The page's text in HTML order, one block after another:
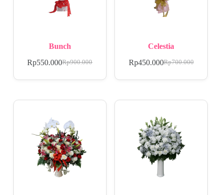
Bunch
Rp900.000
Rp550.000
Celestia
Rp700.000
Rp450.000